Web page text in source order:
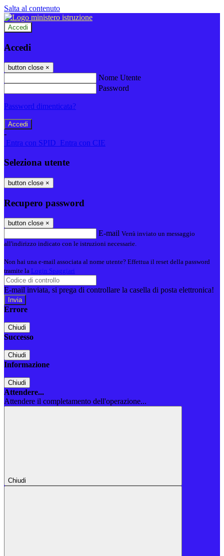
Salta al contenuto
Accedi
Accedi
button close ×
Nome Utente
Password
Password dimenticata?
-
Entra con SPID Entra con CIE
Seleziona utente
button close ×
Recupero password
button close ×
E-mail Verrà inviato un messaggio
all'indirizzo indicato con le istruzioni necessarie.
Non hai una e-mail associata al nome utente? Effettua il reset della password
tramite la Login Spaggiari
E-mail inviata, si prega di controllare la casella di posta elettronica!
Errore
Chiudi
Successo
Chiudi
Informazione
Chiudi
Attendere...
Attendere il completamento dell'operazione...
Chiudi